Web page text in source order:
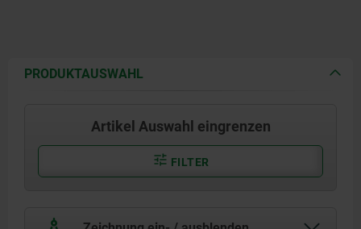
PRODUKTAUSWAHL
Artikel Auswahl eingrenzen
FILTER